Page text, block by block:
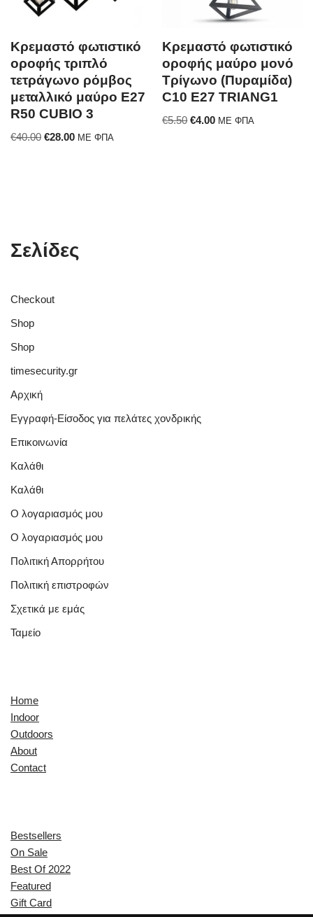
Κρεμαστό φωτιστικό
οροφής τριπλό
τετράγωνο ρόμβος
μεταλλικό μαύρο E27
R50 CUBIO 3
€40.00 €28.00 ΜΕ ΦΠΑ
Κρεμαστό φωτιστικό
οροφής μαύρο μονό
Τρίγωνο (Πυραμίδα)
C10 Ε27 TRIANG1
€5.50 €4.00 ΜΕ ΦΠΑ
Σελίδες
Checkout
Shop
Shop
timesecurity.gr
Αρχική
Εγγραφή-Είσοδος για πελάτες χονδρικής
Επικοινωνία
Καλάθι
Καλάθι
Ο λογαριασμός μου
Ο λογαριασμός μου
Πολιτική Απορρήτου
Πολιτική επιστροφών
Σχετικά με εμάς
Ταμείο
Home
Indoor
Outdoors
About
Contact
Bestsellers
On Sale
Best Of 2022
Featured
Gift Card